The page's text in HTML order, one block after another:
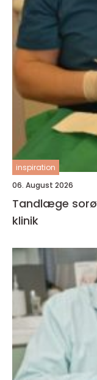
inspiration
06. August 2026
Tandlæge sorø sådan vælger du den rette
klinik